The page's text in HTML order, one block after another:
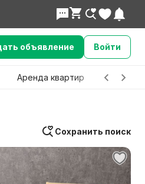
объявление Войти
Аренда квартир Детские
Сохранить поиск